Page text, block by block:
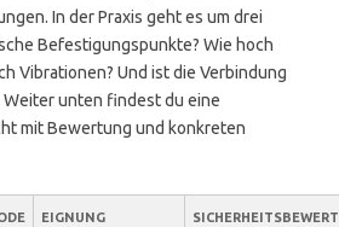
In der Praxis geht es um drei
Befestigungspunkte? Wie hoch
Vibrationen? Und ist die Verbindung
unten findest du eine
mit Bewertung und konkreten
EIGNUNG